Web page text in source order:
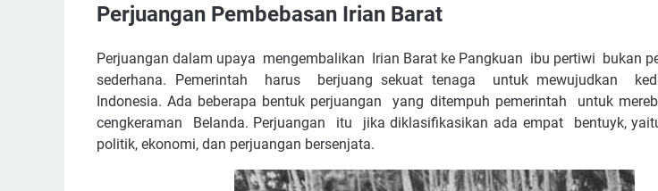
Perjuangan Pembebasan Irian Barat
Perjuangan dalam upaya mengembalikan Irian Barat ke Pangkuan ibu pertiwi bukan
sederhana. Pemerintah harus berjuang sekuat tenaga untuk mewujudkan
Indonesia. Ada beberapa bentuk perjuangan yang ditempuh pemerintah untuk
cengkeraman Belanda. Perjuangan itu jika diklasifikasikan ada empat bentuyk,
politik, ekonomi, dan perjuangan bersenjata.